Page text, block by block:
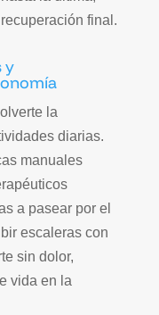
final.
y
la
diarias.
manuales
a pasear por el
escaleras con
sin dolor,
vida en la